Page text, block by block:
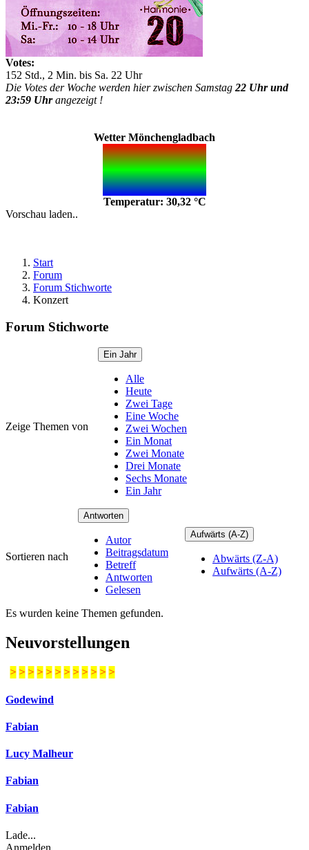
Votes:
152 Std., 2 Min. bis Sa. 22 Uhr
Die Votes der Woche werden hier zwischen Samstag 22 Uhr und
23:59 Uhrangezeigt !
Wetter Mönchengladbach
Temperatur: 30,32 °C
Vorschau laden..
Start
Forum
Forum Stichworte
Konzert
Forum Stichworte
Zeige Themen von
Ein Jahr
Alle
Heute
Zwei Tage
Eine Woche
Zwei Wochen
Ein Monat
Zwei Monate
Drei Monate
Sechs Monate
Ein Jahr
Sortieren nach
Antworten
Autor
Beitragsdatum
Betreff
Antworten
Gelesen
Aufwärts (A-Z)
Abwärts (Z-A)
Aufwärts (A-Z)
Es wurden keine Themen gefunden.
Neuvorstellungen
> > > > > > > > > > > >
Godewind
Fabian
Lucy Malheur
Fabian
Fabian
Lade...
Anmelden